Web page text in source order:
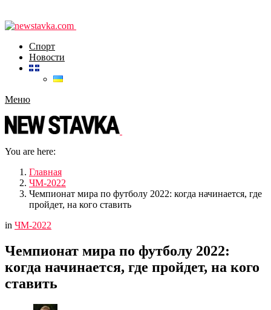
Спорт
Новости
Меню
You are here:
Главная
ЧМ-2022
Чемпионат мира по футболу 2022: когда начинается, где
пройдет, на кого ставить
in ЧМ-2022
Чемпионат мира по футболу 2022:
когда начинается, где пройдет, на кого
ставить